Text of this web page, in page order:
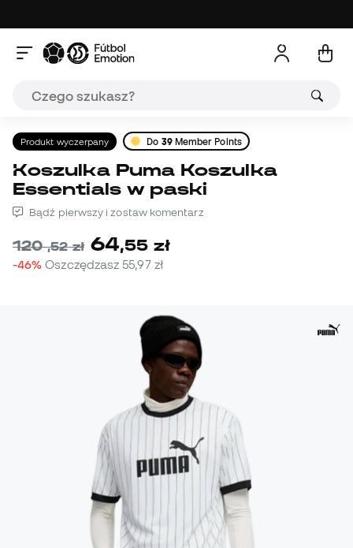
Produkt wyczerpany Do 39Member Points
Koszulka Puma Koszulka
Essentials w paski
Bądź pierwszy i zostaw komentarz
120,52 zł 64,55 zł
-46% Oszczędzasz55,97 zł